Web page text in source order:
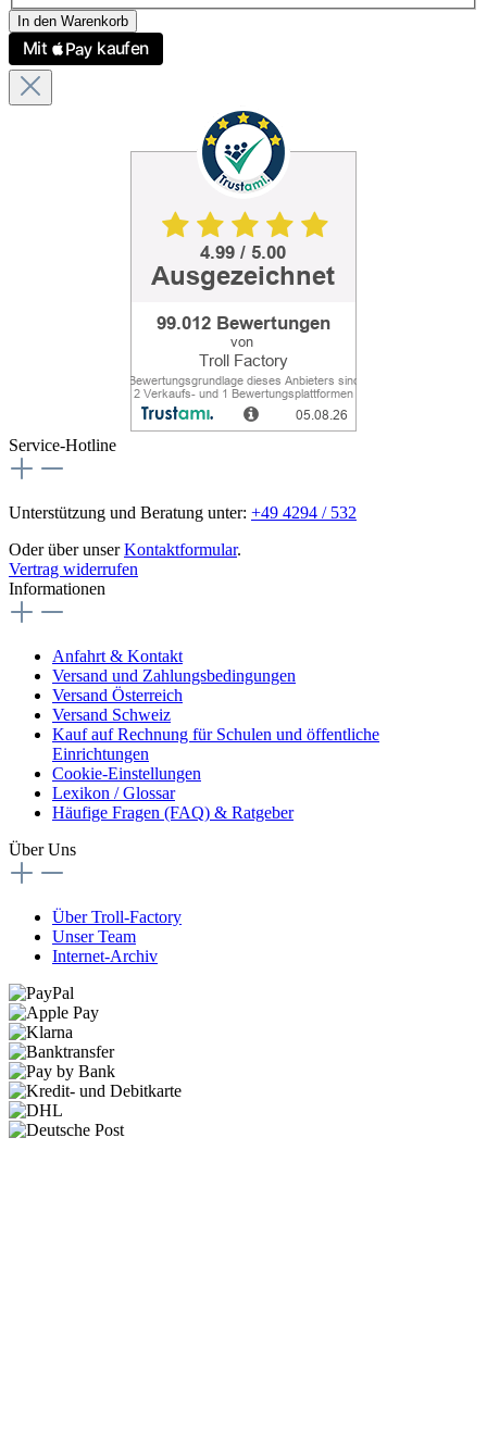
In den Warenkorb
Service-Hotline
Unterstützung und Beratung unter: +49 4294 / 532
Oder über unserKontaktformular.
Vertrag widerrufen
Informationen
Anfahrt & Kontakt
Versand und Zahlungsbedingungen
Versand Österreich
Versand Schweiz
Kauf auf Rechnung für Schulen und öffentliche
Einrichtungen
Cookie-Einstellungen
Lexikon / Glossar
Häufige Fragen (FAQ) & Ratgeber
Über Uns
Über Troll-Factory
Unser Team
Internet-Archiv